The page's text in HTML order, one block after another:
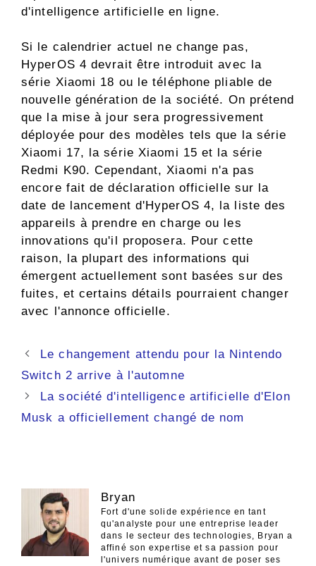
d'intelligence artificielle en ligne.
Si le calendrier actuel ne change pas,
HyperOS 4 devrait être introduit avec la
série Xiaomi 18 ou le téléphone pliable de
nouvelle génération de la société. On prétend
que la mise à jour sera progressivement
déployée pour des modèles tels que la série
Xiaomi 17, la série Xiaomi 15 et la série
Redmi K90. Cependant, Xiaomi n'a pas
encore fait de déclaration officielle sur la
date de lancement d'HyperOS 4, la liste des
appareils à prendre en charge ou les
innovations qu'il proposera. Pour cette
raison, la plupart des informations qui
émergent actuellement sont basées sur des
fuites, et certains détails pourraient changer
avec l'annonce officielle.
Navigation
des
Le changement attendu pour la Nintendo
Switch 2 arrive à l'automne
La société d'intelligence artificielle d'Elon
Musk a officiellement changé de nom
Bryan
Fort d'une solide expérience en tant
qu'analyste pour une entreprise leader
dans le secteur des technologies, Bryan a
affiné son expertise et sa passion pour
l'univers numérique avant de poser ses